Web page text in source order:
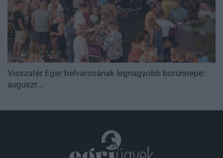
Visszatér Eger belvárosának legnagyobb borünnepe:
auguszt...